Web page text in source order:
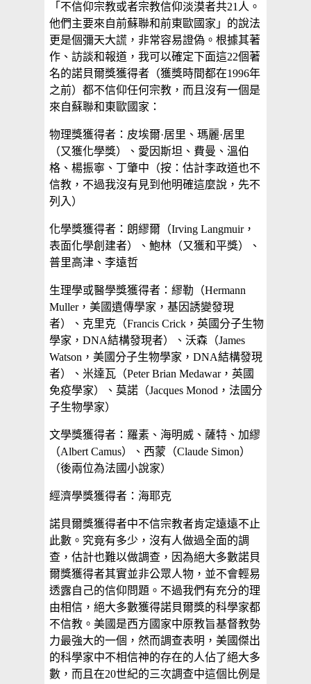
「不信仰宗教或者宗教信仰淡漠者共21人。
他們主要來自前蘇聯和前東歐國家」的說法
更是個彌天大謊，非常容易證偽。根據其著
作、訪談和報道，我可以確定下面這22個著
名的諾貝爾獎獲得者（獲獎時間都在1996年
之前）都不信仰任何宗教，而且沒有一個是
來自蘇聯和東歐國家：
物理獎獲得者：皮埃爾·居里、瑪麗·居里
（又獲化學獎）、愛因斯坦、費曼、溫伯
格、楊振寧、丁肇中（按：估計李政道也不
信教，不過我沒有見到他明確這麼說，先不
列入）
化學獎獲得者：朗繆爾（Irving Langmuir，
表面化學創建者）、鮑林（又獲和平獎）、
普里高津、李遠哲
生理學或醫學獎獲得者：繆勒（Hermann
Muller，美國遺傳學家，基因誘變發現
者）、克里克（Francis Crick，英國分子生物
學家，DNA結構發現者）、沃森（James
Watson，美國分子生物學家，DNA結構發現
者）、米達瓦（Peter Brian Medawar，英國
免疫學家）、莫諾（Jacques Monod，法國分
子生物學家）
文學獎獲得者：羅素、海明威、薩特、加繆
（Albert Camus）、西蒙（Claude Simon）
（後兩位為法國小說家）
經濟學獎獲得者：海耶克
諾貝爾獎獲得者中不信宗教者肯定遠遠不止
此數。究竟有多少，沒有人做過全面的調
查，估計也難以做調查，因為絕大多數諾貝
爾獎獲得者其實並非公眾人物，並不會輕易
透露自己的信仰問題。不過我們有充分的理
由相信，絕大多數獲得諾貝爾獎的科學家都
不信教。美國是西方國家中原教旨基督教勢
力最強大的一個，然而調查表明，美國傑出
的科學家中不相信神的存在的人佔了絕大多
數，而且在20世紀的三次調查中這個比例是